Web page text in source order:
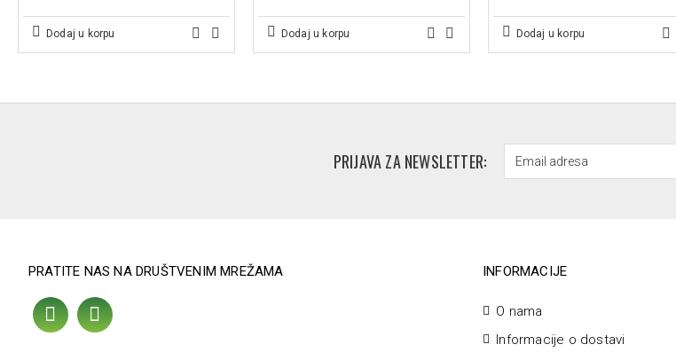
Dodaj u korpu Dodaj u korpu Dodaj u korpu
PRIJAVA ZA NEWSLETTER:
PRATITE NAS NA DRUŠTVENIM MREŽAMA INFORMACIJE
O nama
Informacije o dostavi